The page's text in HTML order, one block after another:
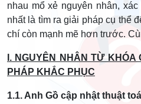
nhau mổ xẻ nguyên nhân,
nhất là tìm ra giải pháp cụ thể
chí còn mạnh mẽ hơn trước.
I. NGUYÊN NHÂN TỪ KHÓA
PHÁP KHẮC PHỤC
1.1. Anh Gồ cập nhật thuật